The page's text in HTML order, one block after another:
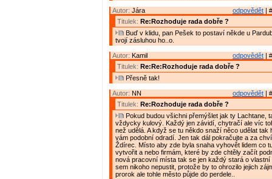
odpovědět |
Autor: Jára
Titulek: Re:Rozhoduje rada dobře ?
Buď v klidu, pan Pešek to postaví někde u
tvojí zásluhou ho..o.
odpovědět |
Autor: Kamil
Titulek: Re:Re:Rozhoduje rada dobře ?
Přesně tak!
odpovědět |
Autor: NN
Titulek: Re:Rozhoduje rada dobře ?
Pokud budou všichni přemýšlet jak ty Lachtane,
vždycky kulový. Každý jen závidí, chytračí ale víc
než udělá. A když se tu někdo snaží něco udělat tak
vám podobní odradí. Jen tak dál pokračujte a za
Ždírec. Místo aby zde byla snaha vyhovět lidem co
vytvořit a nebo firmám, které by zde chtěly začít
nová pracovní místa tak se jen každý stará o
sem nikoho nepustit, protože by to ohrozilo jejich
prorok ale tohle město půjde do perdele..